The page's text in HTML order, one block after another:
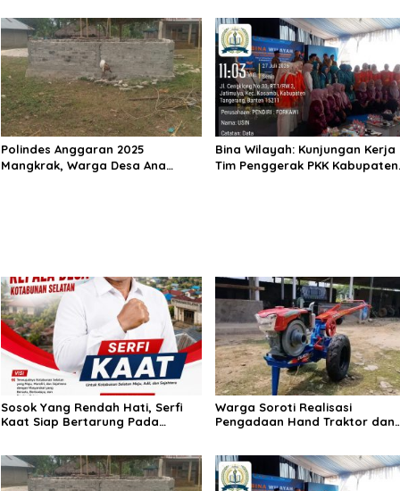
Kotabunan Selatan
Wela
Polindes Anggaran 2025
Mangkrak, Warga Desa Ana
Bina Wilayah: Kunjungan Kerja
Tim Penggerak PKK Kabupaten
Sosok Yang Rendah Hati, Serfi
Kaat Siap Bertarung Pada
Warga Soroti Realisasi
Pengadaan Hand Traktor dan